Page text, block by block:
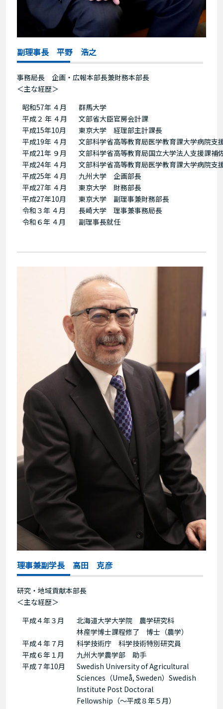
副理事長 平野 浩之
事務局長 企画・広報本部長兼財務本部長
＜主な経歴＞
昭和57年 ４月
群馬大学
平成２ 年 ４月
文部省大臣官房会計課
平成15年10月
東京大学 経理部主計課長
平成19年 ４月
文部科学省高等教育局医学教育課大学病院支
平成21年 ９月
文部科学省高等教育局国立大学法人支援課補
平成24年 ４月
文部科学省高等教育局医学教育課大学病院支
平成25年 ４月
九州大学 企画部長
平成27年 ４月
東京大学 財務部長
平成27年10月
東京大学 副理事兼財務部長
令和３年 ４月
長崎大学 理事兼事務局長
令和６年 ４月
副理事長就任
理事兼副学長 高田 克彦
研究・地域貢献本部長
＜主な経歴＞
平成４年３月
北海道大学大学院 農学研究科
林産学博士課程修了 博士（農学）
平成４年７月
科学技術庁 科学技術特別研究員
平成６年１月
九州大学農学部 助手
平成７年10月
Swedish University of Agricultural
Sciences（Umeå, Sweden）Swedish
Institute Post Doctoral
Fellowship（～平成８年５月）